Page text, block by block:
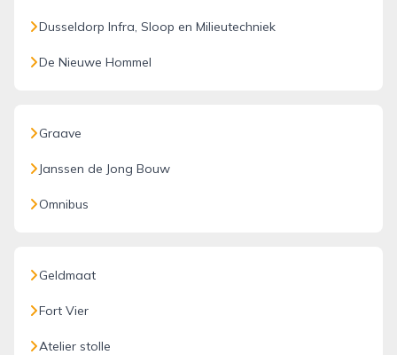
Dusseldorp Infra, Sloop en Milieutechniek
De Nieuwe Hommel
Graave
Janssen de Jong Bouw
Omnibus
Geldmaat
Fort Vier
Atelier stolle